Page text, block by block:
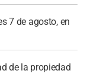
7 de agosto, en
de la propiedad